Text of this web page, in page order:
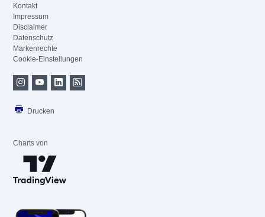
Kontakt
Impressum
Disclaimer
Datenschutz
Markenrechte
Cookie-Einstellungen
Drucken
Charts von